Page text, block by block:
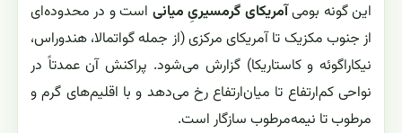
این گونه بومیآمریکای گرمسیریِ میانی است و در محدوده‌ای
از جنوب مکزیک تا آمریکای مرکزی (از جمله گواتمالا، هندوراس،
نیکاراگوئه و کاستاریکا) گزارش می‌شود. پراکنش آن عمدتاً در
نواحی کم‌ارتفاع تا میان‌ارتفاع رخ می‌دهد و با اقلیم‌های گرم و
مرطوب تا نیمه‌مرطوب سازگار است.